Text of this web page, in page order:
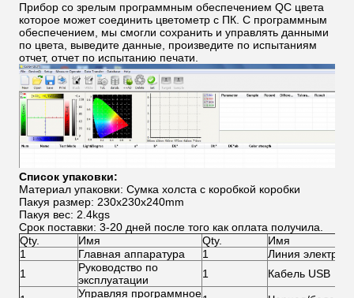
Прибор со зрелым программным обеспечением QC цвета
которое может соединить цветометр с ПК. С программным
обеспечением, мы смогли сохранить и управлять данными
по цвета, выведите данные, произведите по испытаниям
отчет, отчет по испытанию печати.
Список упаковки:
Материал упаковки: Сумка холста с коробкой коробки
Пакуя размер: 230x230x240mm
Пакуя вес: 2.4kgs
Срок поставки: 3-20 дней после того как оплата получила.
Qty.
Имя Qty.
Имя
1
Главная аппаратура 1
Линия
1
Руководство по
эксплуатации
1 Кабель USB
Управляя программное